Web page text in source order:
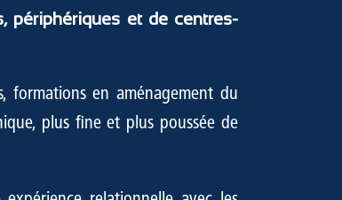
périphériques et de centres-
formations en aménagement du
plus fine et plus poussée de